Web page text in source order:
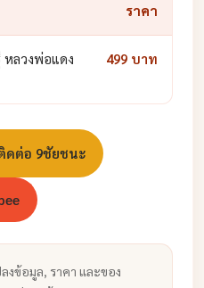
ราคา
หลวงพ่อแดง
499 บาท
ดต่อ 9ชัยชนะ
งข้อมูล, ราคา และของ